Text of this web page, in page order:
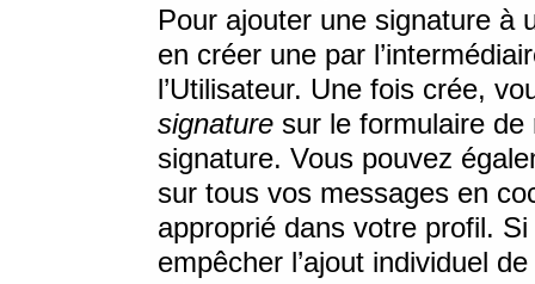
Pour ajouter une signature à
en créer une par
l’Utilisateur. Une fois crée,
signature sur le formulaire de
signature. Vous pouvez
sur tous vos messages en
approprié dans votre profil.
empêcher l’ajout individuel